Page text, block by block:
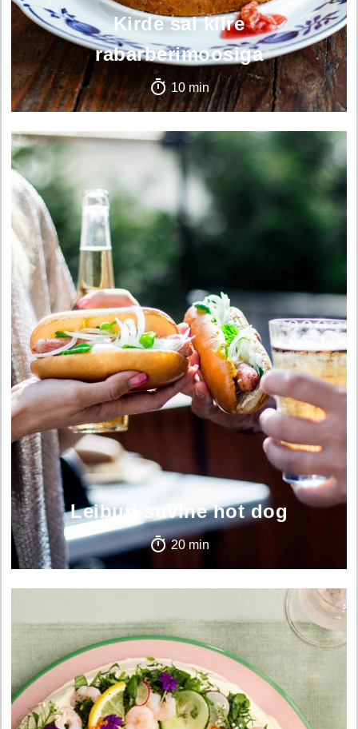
Kirde sai kiire
rabarberimoosiga
10 min
Leiburi suvine hot dog
20 min